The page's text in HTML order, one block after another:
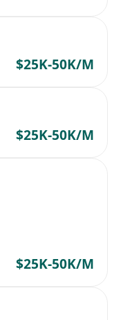
$25K-50K/M
$25K-50K/M
$25K-50K/M